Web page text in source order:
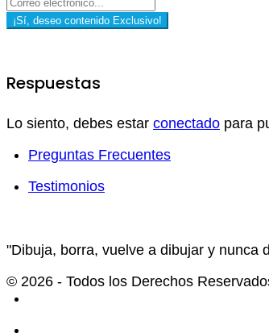
¡Sí, deseo contenido Exclusivo!
Respuestas
Lo siento, debes estar conectado para
Preguntas Frecuentes
Testimonios
"Dibuja, borra, vuelve a dibujar y nunca
© 2026 - Todos los Derechos